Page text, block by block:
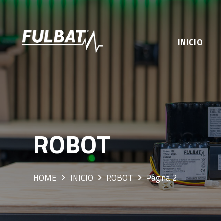
INICIO
ROBOT
HOME INICIO ROBOT Página 2